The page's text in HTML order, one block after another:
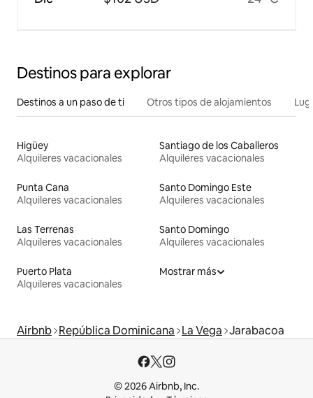
Destinos para explorar
Destinos a un paso de ti Otros tipos de alojamientos
Higüey
Alquileres vacacionales
Santiago de los Caballeros
Alquileres vacacionales
Punta Cana
Alquileres vacacionales
Santo Domingo Este
Alquileres vacacionales
Las Terrenas
Alquileres vacacionales
Santo Domingo
Alquileres vacacionales
Puerto Plata
Alquileres vacacionales
Mostrar más
Airbnb República Dominicana La Vega Jarabacoa
© 2026 Airbnb, Inc.